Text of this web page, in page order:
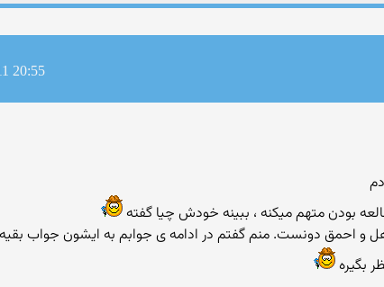
20:55
بودن متهم میكنه ، ببینه خودش چیا گفته
و احمق دونست. منم گفتم در ادامه ی جوابم به ایشون جواب
بگیره